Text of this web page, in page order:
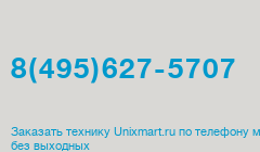
8(495)627-5707
Заказать технику Unixmart.ru по телефону
без выходных